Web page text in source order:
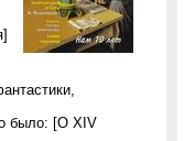
было: [О XIV